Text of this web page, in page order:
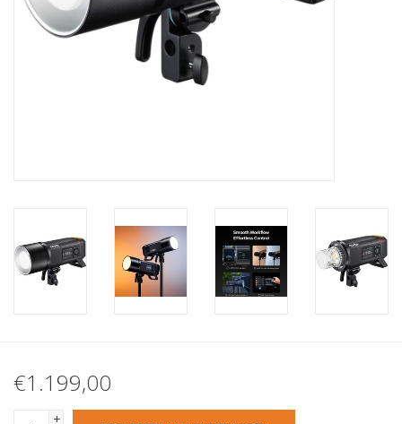
€1.199,00
+